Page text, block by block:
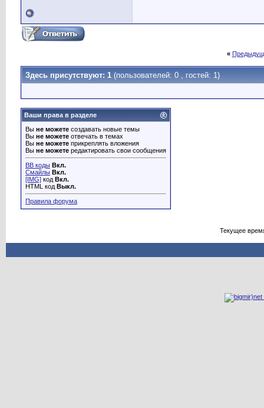
«
Здесь присутствуют: 1 (пользователей: 0 , гостей: 1)
Ваши права в разделе
Вы не можете создавать новые темы
Вы не можете отвечать в темах
Вы не можете прикреплять вложения
Вы не можете редактировать свои сообщения
BB коды Вкл.
Смайлы Вкл.
[IMG] код Вкл.
HTML код Выкл.
Правила форума
Текущее